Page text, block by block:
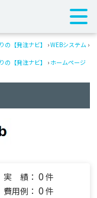
【発注ナビ】 ›WEBシステム ›
【発注ナビ】
› ホームページ
実 績： 0 件
費用例： 0 件